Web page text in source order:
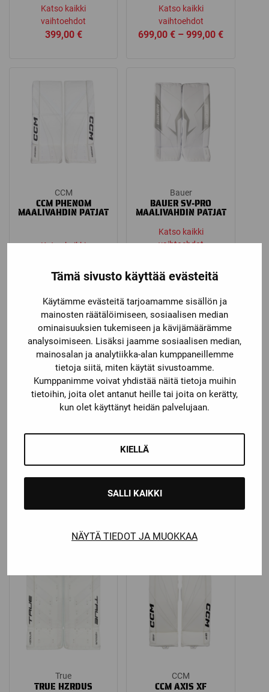
Tämä sivusto käyttää evästeitä
Käytämme evästeitä tarjoamamme sisällön ja
mainosten räätälöimiseen, sosiaalisen median
ominaisuuksien tukemiseen ja kävijämäärämme
analysoimiseen. Lisäksi jaamme sosiaalisen median,
mainosalan ja analytiikka-alan kumppaneillemme
tietoja siitä, miten käytät sivustoamme.
Kumppanimme voivat yhdistää näitä tietoja muihin
tietoihin, joita olet antanut heille tai joita on kerätty,
kun olet käyttänyt heidän palvelujaan.
KIELLÄ
SALLI KAIKKI
NÄYTÄ TIEDOT JA MUOKKAA
Katso kaikki
vaihtoehdot
399,00 €
Katso kaikki
vaihtoehdot
699,00€ – 999,00€Price
CCM
CCM PHENOM
MAALIVAHDIN PATJAT
Katso kaikki
219,00€ – 399,00€Price
219,00 €
through
399,00 €
Bauer
BAUER SV-PRO
MAALIVAHDIN PATJAT
Katso kaikki
vaihtoehdot
099,00€Price
599,00 €
through
1
099,00 €
Katso kaikki
range:
1
399,00 €
MAALIVAHDIN PATJAT
Katso kaikki
True
TRUE HZRDUS
CCM
CCM AXIS XF